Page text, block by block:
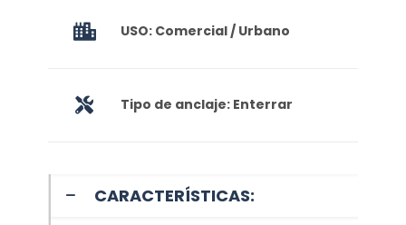
USO: Comercial / Urbano
Tipo de anclaje: Enterrar
CARACTERÍSTICAS: